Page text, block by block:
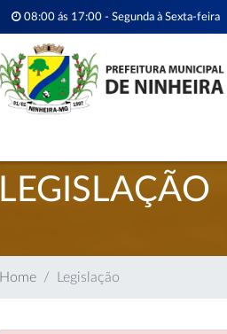
08:00 ás 17:00 - Segunda à Sexta-feira
LEGISLAÇÃO
Home Legislação